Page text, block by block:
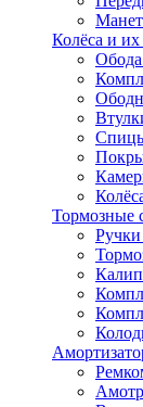
Колёса и
Обода
Тормозные
Ручки